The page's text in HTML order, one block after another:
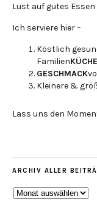
Lust auf gutes
Ich serviere hier –
Köstlich
FamilienKÜCHE
GESCHMACK
Kleinere &
Lass uns den
ARCHIV ALLER
ARCHIV